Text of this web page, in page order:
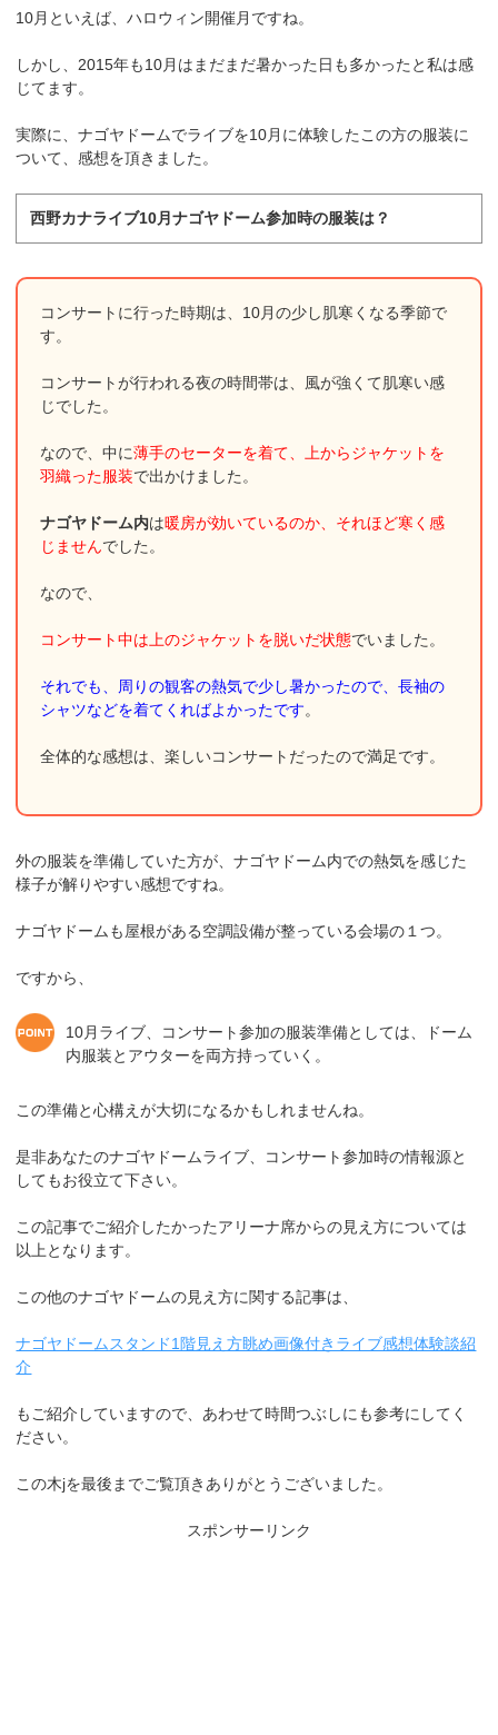
10月といえば、ハロウィン開催月ですね。
しかし、2015年も10月はまだまだ暑かった日も多かったと私は感
じてます。
実際に、ナゴヤドームでライブを10月に体験したこの方の服装に
ついて、感想を頂きました。
西野カナライブ10月ナゴヤドーム参加時の服装は？
コンサートに行った時期は、10月の少し肌寒くなる季節で
す。
コンサートが行われる夜の時間帯は、風が強くて肌寒い感
じでした。
なので、中に薄手のセーターを着て、上からジャケットを
羽織った服装で出かけました。
ナゴヤドーム内は暖房が効いているのか、それほど寒く感
じませんでした。
なので、
コンサート中は上のジャケットを脱いだ状態でいました。
それでも、周りの観客の熱気で少し暑かったので、長袖の
シャツなどを着てくればよかったです。
全体的な感想は、楽しいコンサートだったので満足です。
外の服装を準備していた方が、ナゴヤドーム内での熱気を感じた
様子が解りやすい感想ですね。
ナゴヤドームも屋根がある空調設備が整っている会場の１つ。
ですから、
10月ライブ、コンサート参加の服装準備としては、ドーム
内服装とアウターを両方持っていく。
この準備と心構えが大切になるかもしれませんね。
是非あなたのナゴヤドームライブ、コンサート参加時の情報源と
してもお役立て下さい。
この記事でご紹介したかったアリーナ席からの見え方については
以上となります。
この他のナゴヤドームの見え方に関する記事は、
ナゴヤドームスタンド1階見え方眺め画像付きライブ感想体験談紹
介
もご紹介していますので、あわせて時間つぶしにも参考にしてく
ださい。
この木jを最後までご覧頂きありがとうございました。
スポンサーリンク